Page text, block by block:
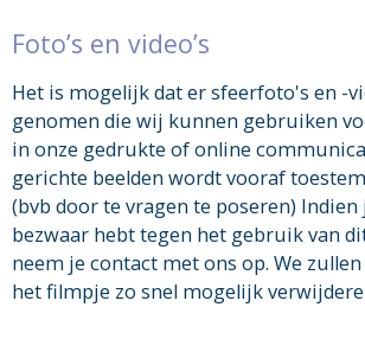
Foto’s en video’s
Het is mogelijk dat er sfeerfoto's en -
genomen die wij kunnen gebruiken
in onze gedrukte of online
gerichte beelden wordt vooraf
(bvb door te vragen te poseren)
bezwaar hebt tegen het gebruik van
neem je contact met ons op. We
het filmpje zo snel mogelijk